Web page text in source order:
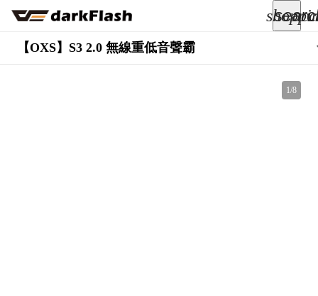
keyboard_arrow_down
【OXS】S3 2.0 無線重低音聲霸
1/8